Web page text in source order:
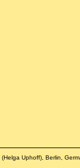
(Helga Uphoff), Berlin,